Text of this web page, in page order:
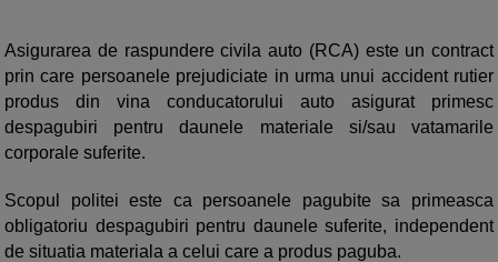
Asigurarea de raspundere civila auto (RCA) este un contract
prin care persoanele prejudiciate in urma unui accident rutier
produs din vina conducatorului auto asigurat primesc
despagubiri pentru daunele materiale si/sau vatamarile
corporale suferite.
Scopul politei este ca persoanele pagubite sa primeasca
obligatoriu despagubiri pentru daunele suferite, independent
de situatia materiala a celui care a produs paguba.